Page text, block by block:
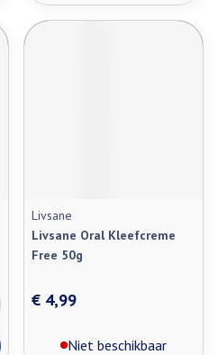
Livsane
Livsane Oral Kleefcreme
Free 50g
€ 4,99
Niet beschikbaar